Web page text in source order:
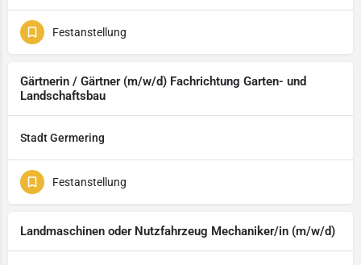
Festanstellung
Gärtnerin / Gärtner (m/w/d) Fachrichtung Garten- und
Landschaftsbau
Stadt Germering
Festanstellung
Landmaschinen oder Nutzfahrzeug Mechaniker/in (m/w/d)